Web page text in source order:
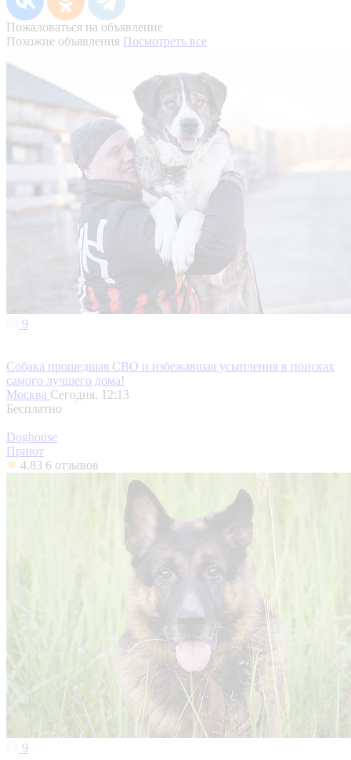
Пожаловаться на объявление
Похожие объявления Посмотреть все
9
Собака прошедшая СВО и избежавшая усыпления в поисках
самого лучшего дома!
Москва Сегодня, 12:13
Бесплатно
Doghouse
Приют
4.83 6 отзывов
9